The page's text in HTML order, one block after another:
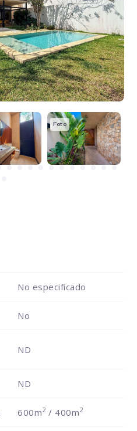
Foto
No especificado
No
ND
ND
600m2/ 400m2